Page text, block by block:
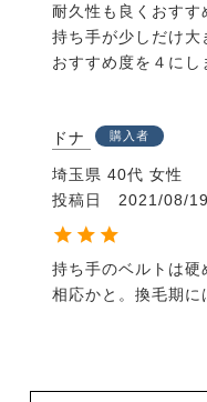
耐久性も良くおすす
持ち手が少しだけ大
ドナ 購入者
埼玉県 40代 女性
投稿日
2021/08/19
持ち手のベルトは
相応かと。換毛期に